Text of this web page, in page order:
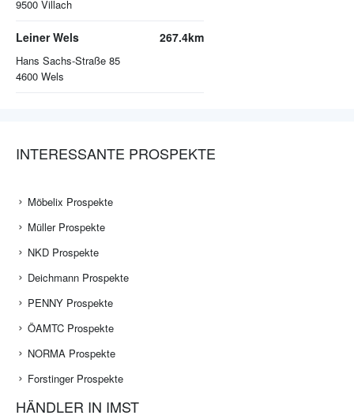
9500 Villach
Leiner Wels
Hans Sachs-Straße 85
4600 Wels
267.4km
INTERESSANTE PROSPEKTE
Möbelix Prospekte
Müller Prospekte
NKD Prospekte
Deichmann Prospekte
PENNY Prospekte
ÖAMTC Prospekte
NORMA Prospekte
Forstinger Prospekte
HÄNDLER IN IMST